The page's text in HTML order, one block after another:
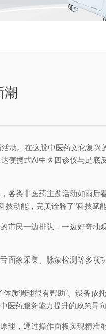
潮
动。在这股中医药文化复兴
便携式AI中医四诊仪与足
类中医药主题活动如雨
动能，完美诠释了"科技赋
民一边排队，一边好奇
象采集、脉象检测等多项
质调理很有帮助”。设备依
医药服务能力提升的政策导
，通过操作面板实现精准